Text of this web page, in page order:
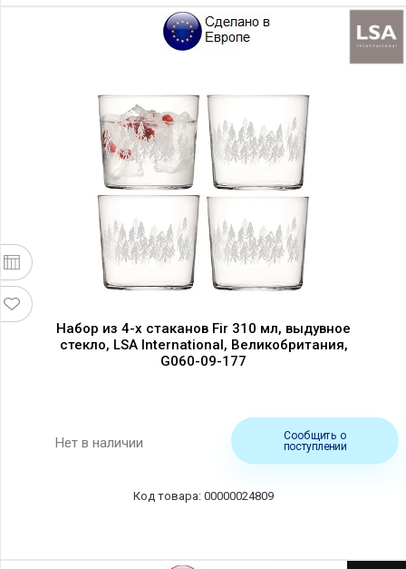
Набор из 4-х стаканов Fir 310 мл, выдувное
стекло, LSA International, Великобритания,
G060-09-177
Нет в наличии
Сообщить о
поступлении
00000024809